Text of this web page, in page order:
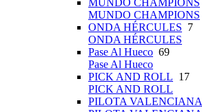
MUNDO CHAMPIONS
MUNDO CHAMPIONS
ONDA HÉRCULES 7
ONDA HÉRCULES
Pase Al Hueco 69
Pase Al Hueco
PICK AND ROLL 17
PICK AND ROLL
PILOTA VALENCIANA